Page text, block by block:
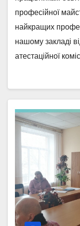
професійної
найкращих
нашому закладі
атестаційної